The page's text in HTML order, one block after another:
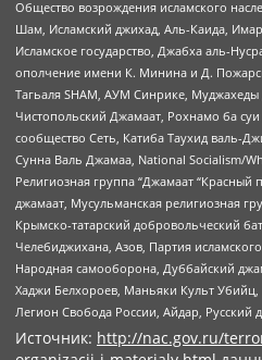
Общество возрождения исламского
Шам, Исламский джихад, Аль-Каида,
Исламское государство, Джабха аль-
ополчение имени К. Минина и Д.
Тагьаля SHAM, АУМ Синрике,
Чистопольский Джамаат, Рохнамо ба
сообщество Сеть, Катиба Таухид валь-
Сунна Валь Джамаа, National Socialism/
Религиозная группа “Джамаат “Красный
джамаат, Мусульманская религиозная
Крымско-татарский добровольческий
Челебиджихана, Азов, Партия
Народная самооборона, Дуббайский
Хаджи Белхороев, Маньяки Культ
Легион Свобода России, Айдар, Русский
Источник: http://nac.gov.ru/